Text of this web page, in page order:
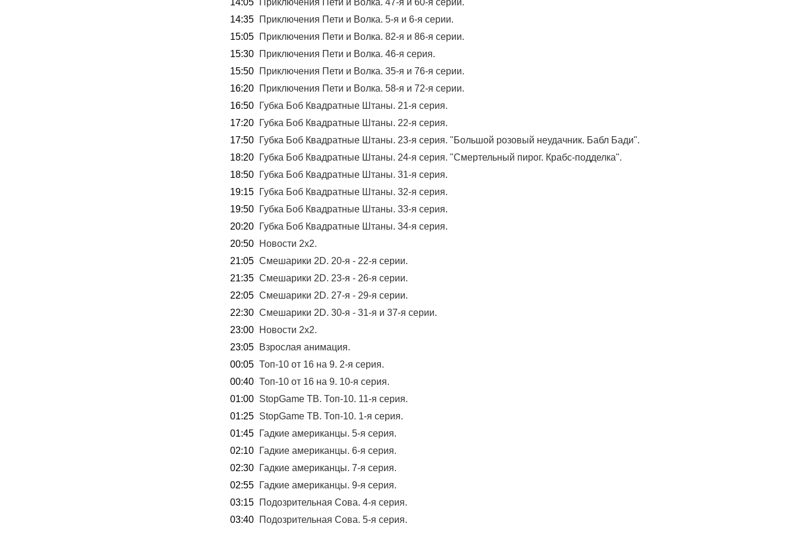
14:05
Приключения Пети и Волка. 47-я и 60-я серии.
14:35
Приключения Пети и Волка. 5-я и 6-я серии.
15:05
Приключения Пети и Волка. 82-я и 86-я серии.
15:30
Приключения Пети и Волка. 46-я серия.
15:50
Приключения Пети и Волка. 35-я и 76-я серии.
16:20
Приключения Пети и Волка. 58-я и 72-я серии.
16:50
Губка Боб Квадратные Штаны. 21-я серия.
17:20
Губка Боб Квадратные Штаны. 22-я серия.
17:50
Губка Боб Квадратные Штаны. 23-я серия. "Большой розовый неудачник. Бабл Бади".
18:20
Губка Боб Квадратные Штаны. 24-я серия. "Смертельный пирог. Крабс-подделка".
18:50
Губка Боб Квадратные Штаны. 31-я серия.
19:15
Губка Боб Квадратные Штаны. 32-я серия.
19:50
Губка Боб Квадратные Штаны. 33-я серия.
20:20
Губка Боб Квадратные Штаны. 34-я серия.
20:50
Новости 2х2.
21:05 Смешарики 2D. 20-я - 22-я серии.
21:35 Смешарики 2D. 23-я - 26-я серии.
22:05 Смешарики 2D. 27-я - 29-я серии.
22:30 Смешарики 2D. 30-я - 31-я и 37-я серии.
23:00
Новости 2х2.
23:05
Взрослая анимация.
00:05 Топ-10 от 16 на 9. 2-я серия.
00:40 Топ-10 от 16 на 9. 10-я серия.
01:00 StopGame ТВ. Топ-10. 11-я серия.
01:25 StopGame ТВ. Топ-10. 1-я серия.
01:45
Гадкие американцы. 5-я серия.
02:10
Гадкие американцы. 6-я серия.
02:30
Гадкие американцы. 7-я серия.
02:55
Гадкие американцы. 9-я серия.
03:15
Подозрительная Сова. 4-я серия.
03:40
Подозрительная Сова. 5-я серия.